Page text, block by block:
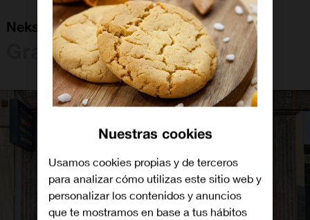
Neksus Granada C Sagrada Familia
Granada
Nuestras cookies
Usamos cookies propias y de terceros
para analizar cómo utilizas este sitio web y
personalizar los contenidos y anuncios
que te mostramos en base a tus hábitos